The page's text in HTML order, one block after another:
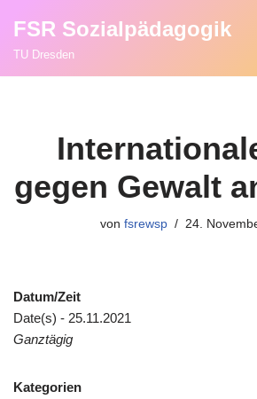
Zum
FSR Sozialpädagogik
TU Dresden
gegen Gewalt
von fsrewsp 24.
Datum/Zeit
Date(s) - 25.11.2021
Ganztägig
Kategorien